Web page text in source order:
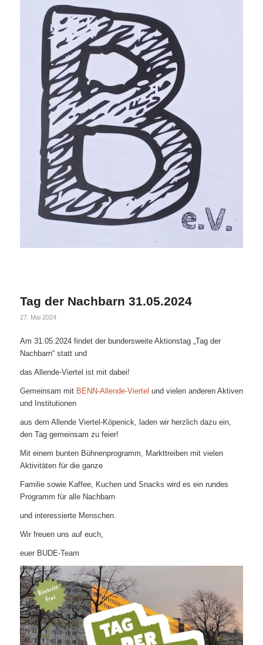
Tag der Nachbarn 31.05.2024
27. Mai 2024
Am 31.05.2024 findet der bundersweite Aktionstag „Tag der
Nachbarn“ statt und
das Allende-Viertel ist mit dabei!
Gemeinsam mit BENN-Allende-Viertel und vielen anderen Aktiven
und Institutionen
aus dem Allende Viertel-Köpenick, laden wir herzlich dazu ein,
den Tag gemeinsam zu feier!
Mit einem bunten Bühnenprogramm, Markttreiben mit vielen
Aktivitäten für die ganze
Familie sowie Kaffee, Kuchen und Snacks wird es ein rundes
Programm für alle Nachbarn
und interessierte Menschen.
Wir freuen uns auf euch,
euer BUDE-Team